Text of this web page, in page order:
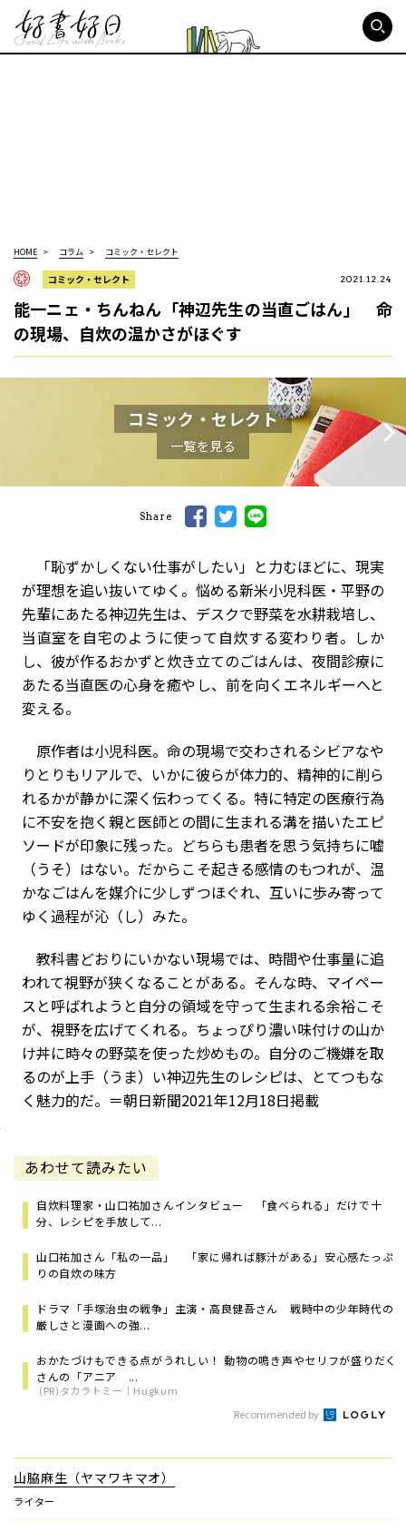
HOME コラム コミック・セレクト
コミック・セレクト 2021.12.24
能一ニェ・ちんねん「神辺先生の当直ごはん」 命
の現場、自炊の温かさがほぐす
コミック・セレクト
一覧を見る
Share
「恥ずかしくない仕事がしたい」と力むほどに、現実
が理想を追い抜いてゆく――。悩める新米小児科医・平野の
先輩にあたる神辺先生は、デスクで野菜を水耕栽培し、
当直室を自宅のように使って自炊する変わり者。しか
し、彼が作るおかずと炊き立てのごはんは、夜間診療に
あたる当直医の心身を癒やし、前を向くエネルギーへと
変える。
原作者は小児科医。命の現場で交わされるシビアなや
りとりもリアルで、いかに彼らが体力的、精神的に削ら
れるかが静かに深く伝わってくる。特に特定の医療行為
に不安を抱く親と医師との間に生まれる溝を描いたエピ
ソードが印象に残った。どちらも患者を思う気持ちに嘘
（うそ）はない。だからこそ起きる感情のもつれが、温
かなごはんを媒介に少しずつほぐれ、互いに歩み寄って
ゆく過程が沁（し）みた。
教科書どおりにいかない現場では、時間や仕事量に追
われて視野が狭くなることがある。そんな時、マイペー
スと呼ばれようと自分の領域を守って生まれる余裕こそ
が、視野を広げてくれる。ちょっぴり濃い味付けの山か
け丼に時々の野菜を使った炒めもの。自分のご機嫌を取
るのが上手（うま）い神辺先生のレシピは、とてつもな
く魅力的だ。＝朝日新聞2021年12月18日掲載
あわせて読みたい
自炊料理家・山口祐加さんインタビュー 「食べられる」だけで十
分、レシピを手放して...
山口祐加さん「私の一品」 「家に帰れば豚汁がある」安心感たっぷ
りの自炊の味方
ドラマ「手塚治虫の戦争」主演・高良健吾さん 戦時中の少年時代の
厳しさと漫画への強...
おかたづけもできる点がうれしい！ 動物の鳴き声やセリフが盛りだく
さんの「アニア ...
(PR)タカラトミー｜Hugkum
Recommended by
山脇麻生（ヤマワキマオ）
ライター